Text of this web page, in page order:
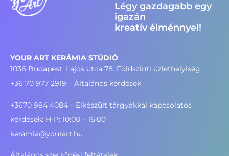
Légy gazdagabb egy
igazán
kreatív élménnyel!
YOUR ART KERÁMIA STÚDIÓ
1036 Budapest, Lajos utca 78. Földszinti üzlethelyiség
+36 70 977 2919 – Általános kérdések
+3670 984 4084 – Elkészült tárgyakkal kapcsolatos
kérdések: H-P: 10:00 – 16:00
keramia@yourart.hu